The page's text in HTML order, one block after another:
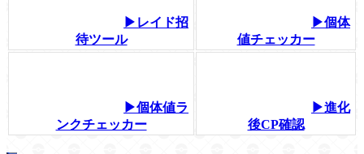
▶レイド招
待ツール
▶個体
値チェッカー
▶個体値ラ
ンクチェッカー
▶進化
後CP確認